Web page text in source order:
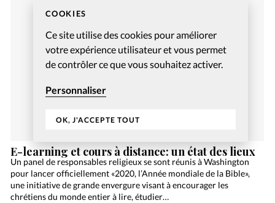
COOKIES
Ce site utilise des cookies pour améliorer
votre expérience utilisateur et vous permet
de contrôler ce que vous souhaitez activer.
Personnaliser
OK, J'ACCEPTE TOUT
E-learning et cours à distance: un état des lieux
Un panel de responsables religieux se sont réunis à Washington
pour lancer officiellement «2020, l’Année mondiale de la Bible»,
une initiative de grande envergure visant à encourager les
chrétiens du monde entier à lire, étudier…